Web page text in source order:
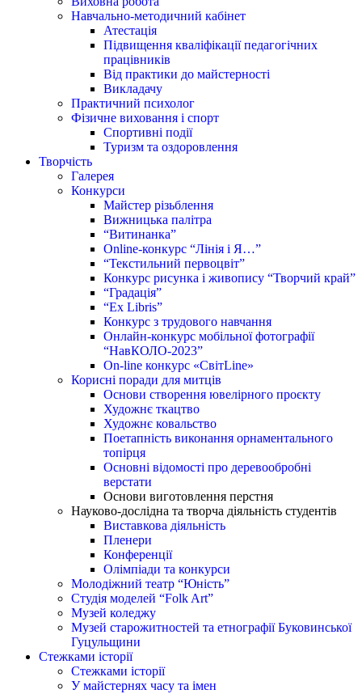
Навчально-методичний кабінет
Атестація
Підвищення кваліфікації педагогічних
працівників
Від практики до майстерності
Викладачу
Практичний психолог
Фізичне виховання і спорт
Спортивні події
Туризм та оздоровлення
Творчість
Галерея
Конкурси
Майстер різьблення
Вижницька палітра
“Витинанка”
Online-конкурс “Лінія і Я…”
“Текстильний первоцвіт”
Конкурс рисунка і живопису “Творчий край”
“Градація”
“Ex Libris”
Конкурс з трудового навчання
Онлайн-конкурс мобільної фотографії
“НавКОЛО-2023”
On-line конкурс «СвітLine»
Корисні поради для митців
Основи створення ювелірного проєкту
Художнє ткацтво
Художнє ковальство
Поетапність виконання орнаментального
топірця
Основні відомості про деревообробні
верстати
Основи виготовлення перстня
Науково-дослідна та творча діяльність студентів
Виставкова діяльність
Пленери
Конференції
Олімпіади та конкурси
Молодіжний театр “Юність”
Студія моделей “Folk Art”
Музей коледжу
Музей старожитностей та етнографії Буковинської
Гуцульщини
Стежками історії
Стежками історії
У майстернях часу та імен